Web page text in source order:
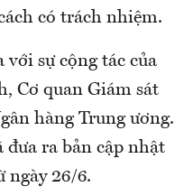
có trách nhiệm.
sự cộng tác của
Cơ quan Giám sát
hàng Trung ương.
đưa ra bản cập nhật
ngày 26/6.